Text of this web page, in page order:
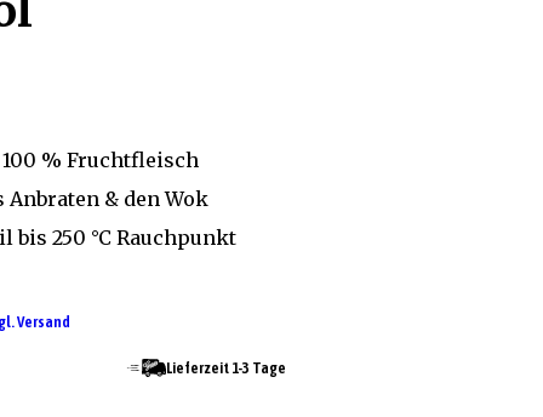
% Fruchtfleisch
& den Wok
bis 250 °C Rauchpunkt
Versand
Lieferzeit 1-3 Tage